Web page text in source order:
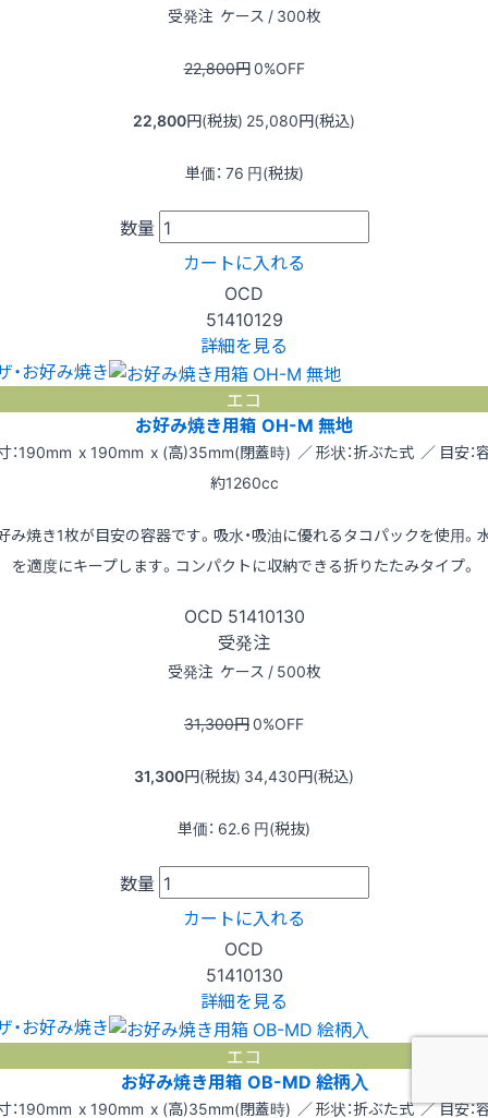
受発注 ケース / 300枚
22,800円0%OFF
22,800円(税抜) 25,080円(税込)
単価： 76 円(税抜)
数量
カートに入れる
OCD
51410129
詳細を見る
・お好み焼き
エコ
お好み焼き用箱 OH-M 無地
：190mm x 190mm x (高)35mm(閉蓋時) ／ 形状：折ぶた式 ／ 目安：
約1260cc
み焼き1枚が目安の容器です。吸水・吸油に優れるタコパックを使用。
を適度にキープします。コンパクトに収納できる折りたたみタイプ。
OCD 51410130
受発注
受発注 ケース / 500枚
31,300円0%OFF
31,300円(税抜) 34,430円(税込)
単価： 62.6 円(税抜)
数量
カートに入れる
OCD
51410130
詳細を見る
・お好み焼き
エコ
お好み焼き用箱 OB-MD 絵柄入
：190mm x 190mm x (高)35mm(閉蓋時) ／ 形状：折ぶた式 ／ 目安：